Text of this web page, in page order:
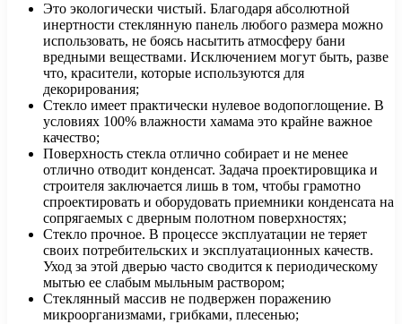
Это экологически чистый. Благодаря абсолютной
инертности стеклянную панель любого размера можно
использовать, не боясь насытить атмосферу бани
вредными веществами. Исключением могут быть, разве
что, красители, которые используются для
декорирования;
Стекло имеет практически нулевое водопоглощение. В
условиях 100% влажности хамама это крайне важное
качество;
Поверхность стекла отлично собирает и не менее
отлично отводит конденсат. Задача проектировщика и
строителя заключается лишь в том, чтобы грамотно
спроектировать и оборудовать приемники конденсата на
сопрягаемых с дверным полотном поверхностях;
Стекло прочное. В процессе эксплуатации не теряет
своих потребительских и эксплуатационных качеств.
Уход за этой дверью часто сводится к периодическому
мытью ее слабым мыльным раствором;
Стеклянный массив не подвержен поражению
микроорганизмами, грибками, плесенью;